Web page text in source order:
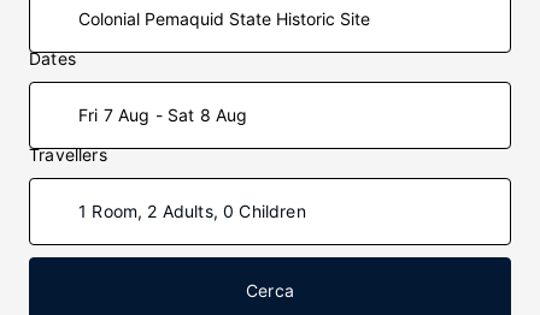
Dates
Fri 7 Aug - Sat 8 Aug
Travellers
1 Room, 2 Adults, 0 Children
Cerca